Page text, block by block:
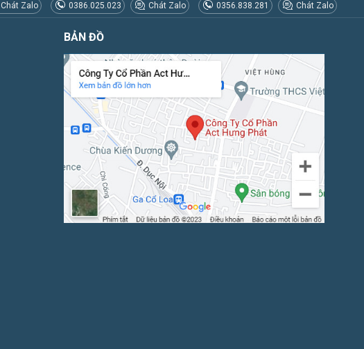
Chát Zalo 0386.025.023 Chát Zalo 0356.838.281 Chát Zalo
BẢN ĐỒ